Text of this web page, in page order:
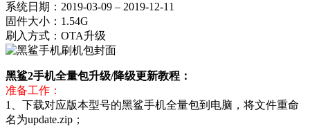
系统日期：2019-03-09 – 2019-12-11
固件大小：1.54G
刷入方式：OTA升级
黑鲨2手机全量包升级/降级更新教程：
准备工作：
1、下载对应版本型号的黑鲨手机全量包到电脑，将文件重命
名为update.zip；